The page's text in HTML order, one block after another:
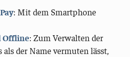
: Mit dem Smartphone
Offline: Zum Verwalten der
als der Name vermuten lässt,